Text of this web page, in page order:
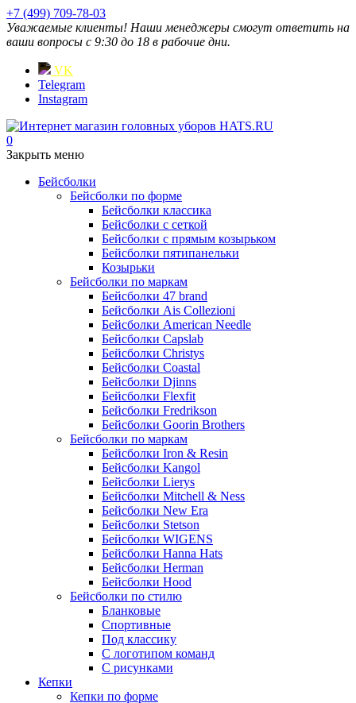
+7 (499) 709-78-03
Уважаемые клиенты! Наши менеджеры смогут ответить на
ваши вопросы с 9:30 до 18 в рабочие дни.
VK
Telegram
Instagram
0
Закрыть меню
Бейсболки
Бейсболки по форме
Бейсболки классика
Бейсболки с сеткой
Бейсболки с прямым козырьком
Бейсболки пятипанельки
Козырьки
Бейсболки по маркам
Бейсболки 47 brand
Бейсболки Ais Collezioni
Бейсболки American Needle
Бейсболки Capslab
Бейсболки Christys
Бейсболки Coastal
Бейсболки Djinns
Бейсболки Flexfit
Бейсболки Fredrikson
Бейсболки Goorin Brothers
Бейсболки по маркам
Бейсболки Iron & Resin
Бейсболки Kangol
Бейсболки Lierys
Бейсболки Mitchell & Ness
Бейсболки New Era
Бейсболки Stetson
Бейсболки WIGENS
Бейсболки Hanna Hats
Бейсболки Herman
Бейсболки Hood
Бейсболки по стилю
Бланковые
Спортивные
Под классику
С логотипом команд
С рисунками
Кепки
Кепки по форме